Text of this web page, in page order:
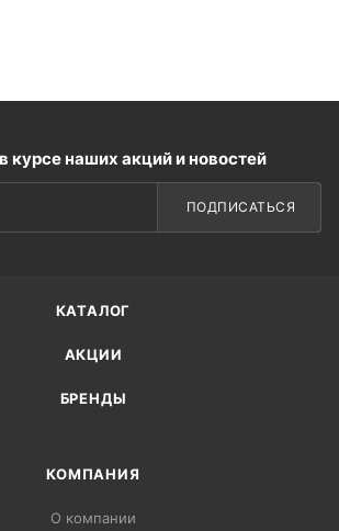
курсе наших акций и новостей
ПОДПИСАТЬСЯ
КАТАЛОГ
АКЦИИ
БРЕНДЫ
КОМПАНИЯ
О компании